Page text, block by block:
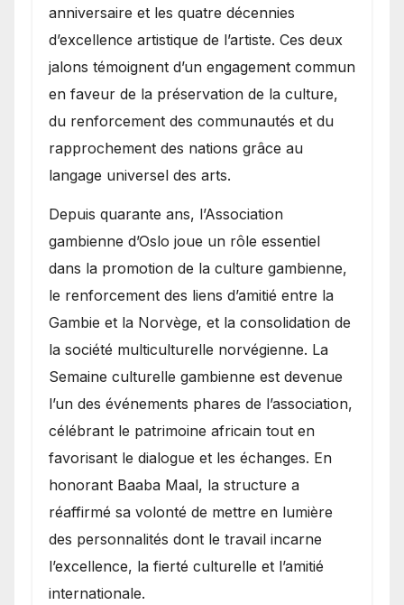
anniversaire et les quatre décennies
d’excellence artistique de l’artiste. Ces deux
jalons témoignent d’un engagement commun
en faveur de la préservation de la culture,
du renforcement des communautés et du
rapprochement des nations grâce au
langage universel des arts.
​Depuis quarante ans, l’Association
gambienne d’Oslo joue un rôle essentiel
dans la promotion de la culture gambienne,
le renforcement des liens d’amitié entre la
Gambie et la Norvège, et la consolidation de
la société multiculturelle norvégienne. La
Semaine culturelle gambienne est devenue
l’un des événements phares de l’association,
célébrant le patrimoine africain tout en
favorisant le dialogue et les échanges. En
honorant Baaba Maal, la structure a
réaffirmé sa volonté de mettre en lumière
des personnalités dont le travail incarne
l’excellence, la fierté culturelle et l’amitié
internationale.